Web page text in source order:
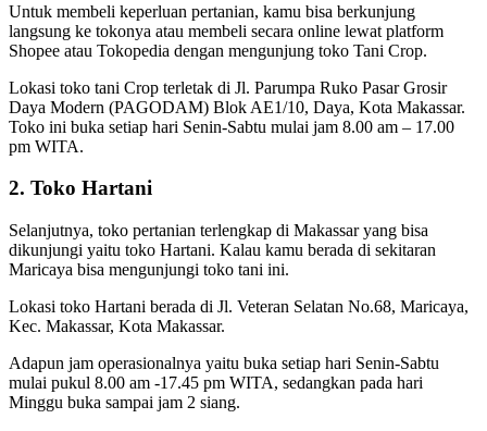
Untuk membeli keperluan pertanian, kamu bisa berkunjung
langsung ke tokonya atau membeli secara online lewat platform
Shopee atau Tokopedia dengan mengunjung toko Tani Crop.
Lokasi toko tani Crop terletak di Jl. Parumpa Ruko Pasar Grosir
Daya Modern (PAGODAM) Blok AE1/10, Daya, Kota Makassar.
Toko ini buka setiap hari Senin-Sabtu mulai jam 8.00 am – 17.00
pm WITA.
2. Toko Hartani
Selanjutnya, toko pertanian terlengkap di Makassar yang bisa
dikunjungi yaitu toko Hartani. Kalau kamu berada di sekitaran
Maricaya bisa mengunjungi toko tani ini.
Lokasi toko Hartani berada di Jl. Veteran Selatan No.68, Maricaya,
Kec. Makassar, Kota Makassar.
Adapun jam operasionalnya yaitu buka setiap hari Senin-Sabtu
mulai pukul 8.00 am -17.45 pm WITA, sedangkan pada hari
Minggu buka sampai jam 2 siang.